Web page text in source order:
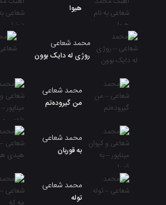
هیوا
محمد شعاعی
روژی لە دایک بوون
محمد شعاعی
من گیرودەتم
محمد شعاعی
به قوربان
محمد شعاعی
توله